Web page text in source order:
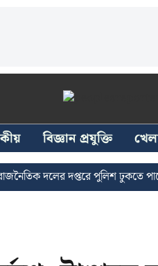
বিজ্ঞান প্রযুক্তি
দলের দপ্তরে পুলিশ ঢুকতে পারে না -